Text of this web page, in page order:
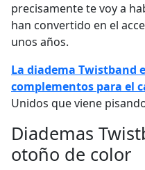
precisamente te voy a
han convertido en el
unos años.
La diadema Twistband
complementos para el
Unidos que viene
Diademas
otoño de color